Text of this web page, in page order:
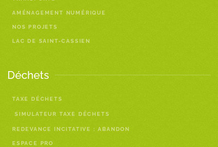
AMÉNAGEMENT NUMÉRIQUE
NOS PROJETS
LAC DE SAINT-CASSIEN
Déchets
TAXE DÉCHETS
SIMULATEUR TAXE DÉCHETS
REDEVANCE INCITATIVE : ABANDON
ESPACE PRO